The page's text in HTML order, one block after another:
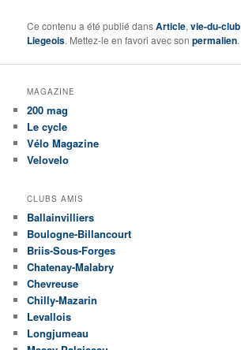
Ce contenu a été publié dansArticle,vie-du-club
Liegeois. Mettez-le en favori avec sonpermalien.
MAGAZINE
200 mag
Le cycle
Vélo Magazine
Velovelo
CLUBS AMIS
Ballainvilliers
Boulogne-Billancourt
Briis-Sous-Forges
Chatenay-Malabry
Chevreuse
Chilly-Mazarin
Levallois
Longjumeau